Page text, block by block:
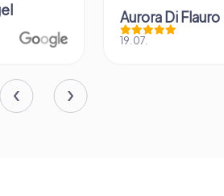
Aurora Di Flauro
19.07.